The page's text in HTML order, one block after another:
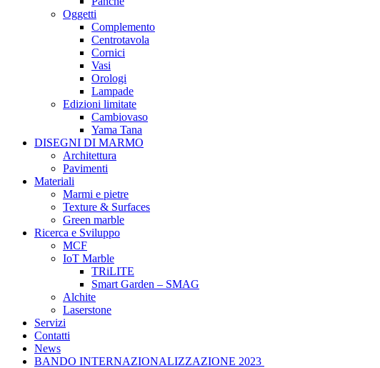
Oggetti
Complemento
Centrotavola
Cornici
Vasi
Orologi
Lampade
Edizioni limitate
Cambiovaso
Yama Tana
DISEGNI DI MARMO
Architettura
Pavimenti
Materiali
Marmi e pietre
Texture & Surfaces
Green marble
Ricerca e Sviluppo
MCF
IoT Marble
TRiLITE
Smart Garden – SMAG
Alchite
Laserstone
Servizi
Contatti
News
BANDO INTERNAZIONALIZZAZIONE 2023